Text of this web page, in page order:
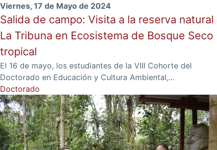
Viernes, 17 de Mayo de 2024
Salida de campo: Visita a la reserva natural
La Tribuna en Ecosistema de Bosque Seco
tropical
El 16 de mayo, los estudiantes de la VIII Cohorte del
Doctorado en Educación y Cultura Ambiental,...
Doctorado